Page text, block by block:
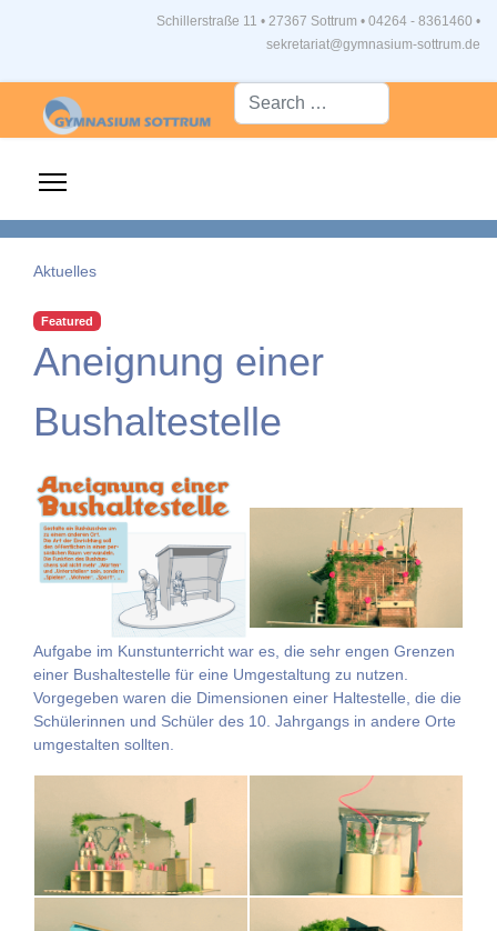
Schillerstraße 11 • 27367 Sottrum • 04264 - 8361460 •
sekretariat@gymnasium-sottrum.de
Suche...
Aktuelles
Featured
Aneignung einer
Bushaltestelle
Aufgabe im Kunstunterricht war es, die sehr engen Grenzen
einer Bushaltestelle für eine Umgestaltung zu nutzen.
Vorgegeben waren die Dimensionen einer Haltestelle, die die
Schülerinnen und Schüler des 10. Jahrgangs in andere Orte
umgestalten sollten.